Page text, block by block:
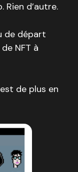
Rien d’autre.
de départ
NFT à
de plus en